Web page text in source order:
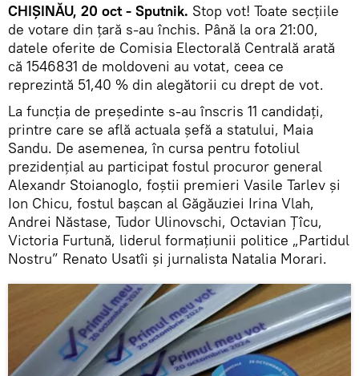
CHIȘINĂU, 20 oct - Sputnik. Stop vot! Toate secțiile
de votare din țară s-au închis. Până la ora 21:00,
datele oferite de Comisia Electorală Centrală arată
că 1546831 de moldoveni au votat, ceea ce
reprezintă 51,40 % din alegătorii cu drept de vot.
La funcția de președinte s-au înscris 11 candidați,
printre care se află actuala șefă a statului, Maia
Sandu. De asemenea, în cursa pentru fotoliul
prezidențial au participat fostul procuror general
Alexandr Stoianoglo, foștii premieri Vasile Tarlev și
Ion Chicu, fostul bașcan al Găgăuziei Irina Vlah,
Andrei Năstase, Tudor Ulinovschi, Octavian Țîcu,
Victoria Furtună, liderul formațiunii politice „Partidul
Nostru” Renato Usatîi și jurnalista Natalia Morari.